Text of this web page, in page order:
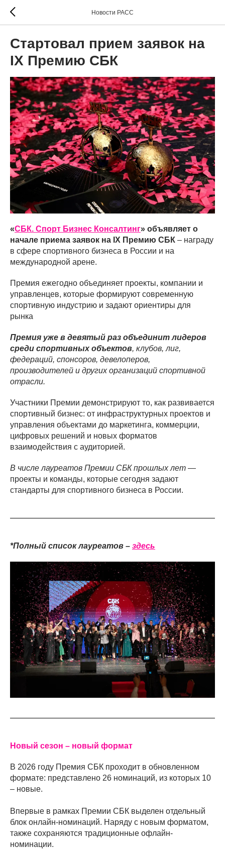
Новости РАСС
Стартовал прием заявок на
IX Премию СБК
«СБК. Спорт Бизнес Консалтинг» объявляет о
начале приема заявок на IX Премию СБК – награду
в сфере спортивного бизнеса в России и на
международной арене.
Премия ежегодно объединяет проекты, компании и
управленцев, которые формируют современную
спортивную индустрию и задают ориентиры для
рынка
Премия уже в девятый раз объединит лидеров
среди спортивных объектов, клубов, лиг,
федераций, спонсоров, девелоперов,
производителей и других организаций спортивной
отрасли.
Участники Премии демонстрируют то, как развивается
спортивный бизнес: от инфраструктурных проектов и
управления объектами до маркетинга, коммерции,
цифровых решений и новых форматов
взаимодействия с аудиторией.
В числе лауреатов Премии СБК прошлых лет —
проекты и команды, которые сегодня задают
стандарты для спортивного бизнеса в России.
*Полный список лауреатов – здесь
Новый сезон – новый формат
В 2026 году Премия СБК проходит в обновленном
формате: представлено 26 номинаций, из которых 10
– новые.
Впервые в рамках Премии СБК выделен отдельный
блок онлайн-номинаций. Наряду с новым форматом,
также сохраняются традиционные офлайн-
номинации.